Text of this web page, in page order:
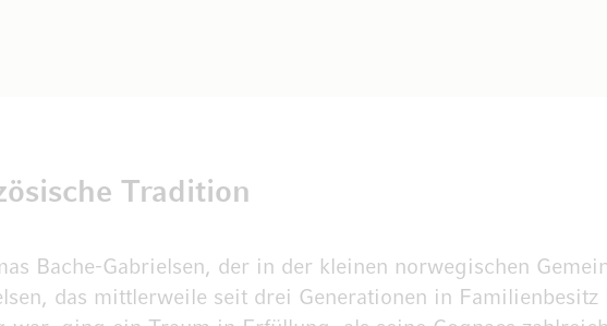
Tradition
Bache-Gabrielsen, der in der kleinen norwegischen
das mittlerweile seit drei Generationen in